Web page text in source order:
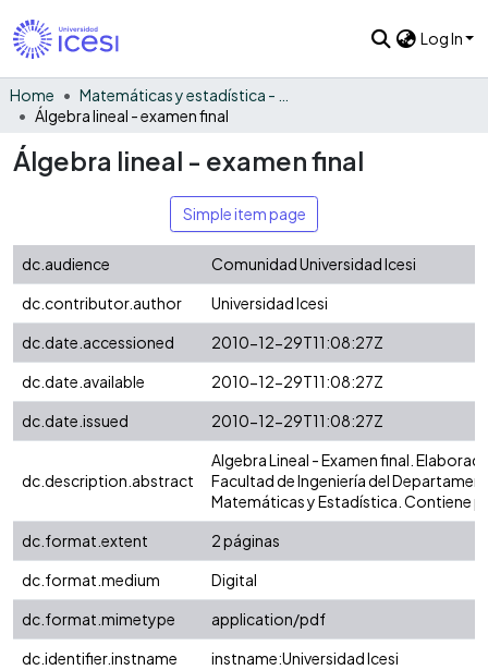
Log In
Home
Álgebra lineal - examen final
Álgebra lineal - examen final
Simple item page
dc.audience
Comunidad Universidad Icesi
dc.contributor.author
Universidad Icesi
dc.date.accessioned
2010-12-29T11:08:27Z
dc.date.available
2010-12-29T11:08:27Z
dc.date.issued
2010-12-29T11:08:27Z
dc.description.abstract
Algebra Lineal - Examen final.
Facultad de Ingeniería del
Matemáticas y Estadística. Contiene
dc.format.extent
2 páginas
dc.format.medium
Digital
dc.format.mimetype
application/pdf
dc.identifier.instname
instname:Universidad Icesi